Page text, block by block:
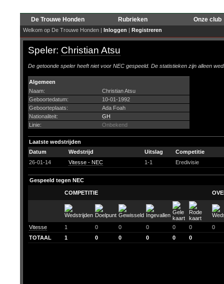
De Trouwe Honden Rubrieken Onze club
Welkom op De Trouwe Honden | Inloggen | Registreren
Speler: Christian Atsu
De getoonde speler heeft niet voor NEC gespeeld. De statistieken zijn alleen
Algemeen
Naam:
Christian Atsu
Geboortedatum:
10-01-1992
Geboorteplaats:
Ada Foah
Nationaliteit:
GH
Linie:
Onbekend
Laatste wedstrijden
Datum
Wedstrijd Uitslag
Competitie
26-01-14
Vitesse - NEC 1-1 Eredivisie
Gespeeld tegen NEC
COMPETITIE
Vitesse 1 0 0 0 0 0
0
TOTAAL
1 0 0 0 0 0